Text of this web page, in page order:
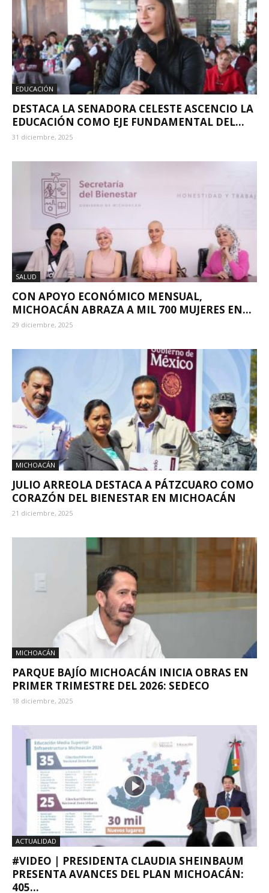
EDUCACIÓN
DESTACA LA SENADORA CELESTE ASCENCIO LA
EDUCACIÓN COMO EJE FUNDAMENTAL DEL...
31 diciembre, 2025
SALUD
CON APOYO ECONÓMICO MENSUAL,
MICHOACÁN ABRAZA A MIL 700 MUJERES EN...
29 diciembre, 2025
MICHOACÁN
JULIO ARREOLA DESTACA A PÁTZCUARO COMO
CORAZÓN DEL BIENESTAR EN MICHOACÁN
21 diciembre, 2025
MICHOACÁN
PARQUE BAJÍO MICHOACÁN INICIA OBRAS EN
PRIMER TRIMESTRE DEL 2026: SEDECO
18 diciembre, 2025
ACTUALIDAD
#VIDEO | PRESIDENTA CLAUDIA SHEINBAUM
PRESENTA AVANCES DEL PLAN MICHOACÁN:
405...